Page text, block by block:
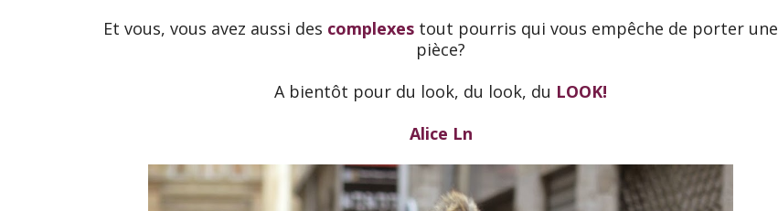
Et vous, vous avez aussi des complexes tout pourris qui vous empêche de porter une
pièce?
A bientôt pour du look, du look, du LOOK!
Alice Ln